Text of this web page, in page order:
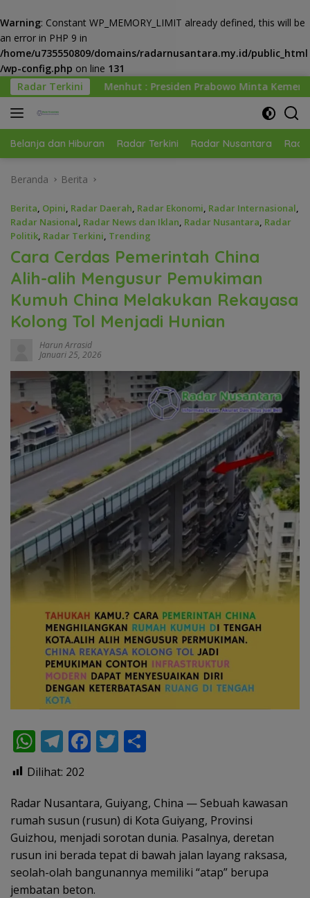
Warning: Constant WP_MEMORY_LIMIT already defined, this will be
an error in PHP 9 in
/home/u735550809/domains/radarnusantara.my.id/public_html
/wp-config.php on line 131
Langsung
ke
konten
Radar Terkini
: Presiden Prabowo Minta Kemenhut Bangun Tata Kelola
Belanja dan Hiburan Radar Terkini Radar Nusantara
Beranda Berita
Berita, Opini, Radar Daerah, Radar Ekonomi, Radar Internasional,
Radar Nasional, Radar News dan Iklan, Radar Nusantara, Radar
Politik, Radar Terkini, Trending
Cara Cerdas Pemerintah China
Alih-alih Mengusur Pemukiman
Kumuh China Melakukan Rekayasa
Kolong Tol Menjadi Hunian
Harun Arrasid
Januari 25, 2026
W
h
at
s
A
p
p
T
el
e
gr
a
m
F
b
o
o
k
T
er e
Dilihat: 202
Radar Nusantara, Guiyang, China — Sebuah kawasan
rumah susun (rusun) di Kota Guiyang, Provinsi
Guizhou, menjadi sorotan dunia. Pasalnya, deretan
rusun ini berada tepat di bawah jalan layang raksasa,
seolah-olah bangunannya memiliki “atap” berupa
jembatan beton.